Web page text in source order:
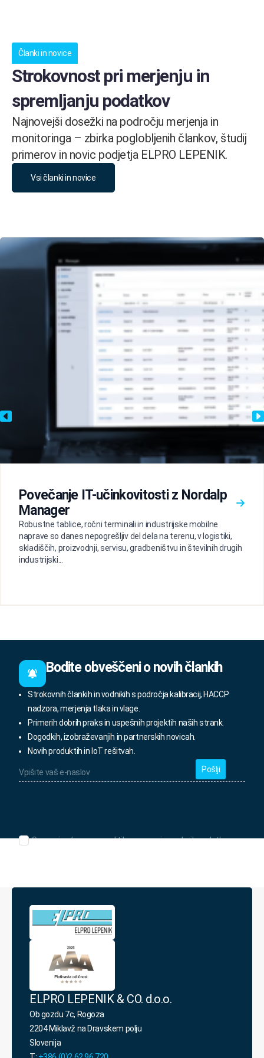
Članki in novice
Strokovnost pri merjenju in
spremljanju podatkov
Najnovejši dosežki na področju merjenja in
monitoringa – zbirka poglobljenih člankov, študij
primerov in novic podjetja ELPRO LEPENIK.
Vsi članki in novice
Povečanje IT-učinkovitosti z Nordalp
Manager
Robustne tablice, ročni terminali in industrijske mobilne
naprave so danes nepogrešljiv del dela na terenu, v logistiki,
skladiščih, proizvodnji, servisu, gradbeništvu in številnih drugih
industrijski...
Bodite obveščeni o novih člankih
Strokovnih člankih in vodnikih s področja kalibracij, HACCP
nadzora, merjenja tlaka in vlage.
Primerih dobrih praks in uspešnih projektih naših strank.
Dogodkih, izobraževanjih in partnerskih novicah.
Novih produktih in IoT rešitvah.
vaš
e-
Seznanjen/-
politiko
varovanja
podatkov.
Seznanjen/-a sem s politiko varovanja osebnih podatkov.
ELPRO LEPENIK & CO. d.o.o.
Ob gozdu 7c, Rogoza
2204 Miklavž na Dravskem polju
Slovenija